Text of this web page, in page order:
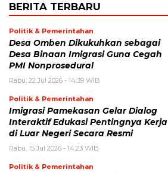
BERITA TERBARU
Politik & Pemerintahan
Desa Omben Dikukuhkan sebagai
Desa Binaan Imigrasi Guna Cegah
PMI Nonprosedural
Rabu, 22 Jul 2026 - 14:39 WIB
Politik & Pemerintahan
Imigrasi Pamekasan Gelar Dialog
Interaktif Edukasi Pentingnya Kerja
di Luar Negeri Secara Resmi
Rabu, 15 Jul 2026 - 14:23 WIB
Politik & Pemerintahan